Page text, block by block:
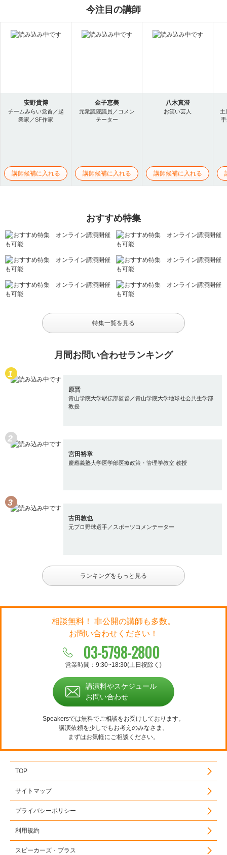
今注目の講師
安野貴博
チームみらい党首／起
業家／SF作家
講師候補に入れる
金子恵美
元衆議院議員／コメン
テーター
講師候補に入れる
八木真澄
お笑い芸人
講師候補に入れる
土
おすすめ特集
特集一覧を見る
月間お問い合わせランキング
原晋
青山学院大学駅伝部監督／青山学院大学地球社会共生学部
教授
宮田裕章
慶應義塾大学医学部医療政策・管理学教室 教授
古田敦也
元プロ野球選手／スポーツコメンテーター
ランキングをもっと見る
相談無料！ 非公開の講師も多数。
お問い合わせください！
03-5798-2800
営業時間：9:30~18:30(土日祝除く)
講演料やスケジュール
お問い合わせ
Speakersでは無料でご相談をお受けしております。
講演依頼を少しでもお考えのみなさま、
まずはお気軽にご相談ください。
TOP
サイトマップ
プライバシーポリシー
利用規約
スピーカーズ・プラス